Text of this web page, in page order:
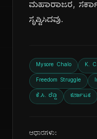
ಮಹಾರಾಜರ,
ಸೃಷ್ಟಿಸಿದವು.
Mysore Chalo K.
Freedom Struggle
ಕೆ.ಸಿ. ರೆಡ್ಡಿ ಕರ್ನಾಟಕ
ಆಧಾರಗಳು: